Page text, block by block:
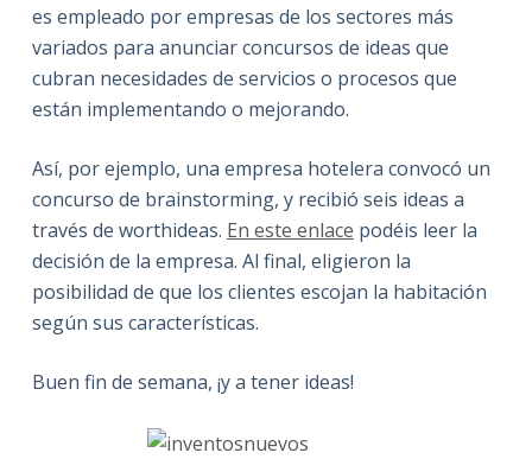
es empleado por empresas de los sectores más
variados para anunciar concursos de ideas que
cubran necesidades de servicios o procesos que
están implementando o mejorando.
Así, por ejemplo, una empresa hotelera convocó un
concurso de brainstorming, y recibió seis ideas a
través de worthideas. En este enlace podéis leer la
decisión de la empresa. Al final, eligieron la
posibilidad de que los clientes escojan la habitación
según sus características.
Buen fin de semana, ¡y a tener ideas!